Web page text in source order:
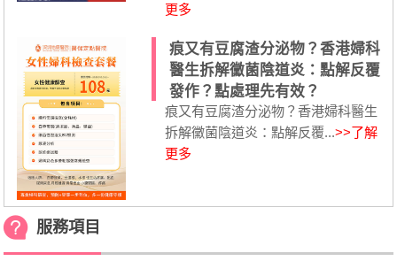
更多
痕又有豆腐渣分泌物？香港婦科
醫生拆解黴菌陰道炎：點解反覆
發作？點處理先有效？
痕又有豆腐渣分泌物？香港婦科醫生
拆解黴菌陰道炎：點解反覆...>>了解
更多
服務項目